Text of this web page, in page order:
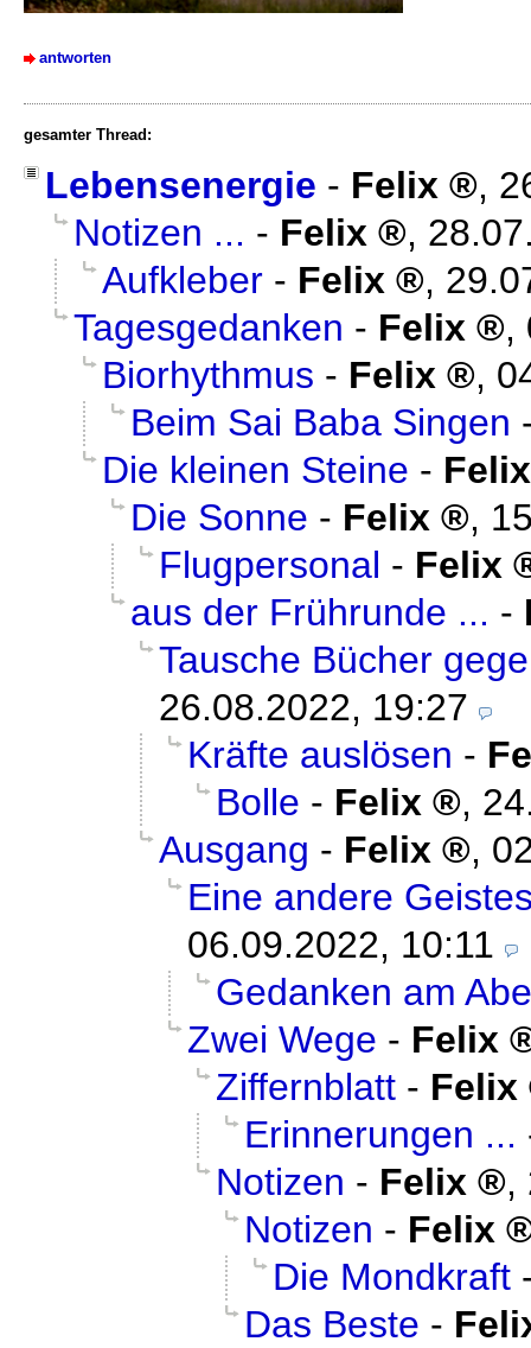
antworten
gesamter Thread:
Lebensenergie - Felix ,
Notizen ... - Felix ,
Aufkleber - Felix ,
Tagesgedanken - Felix ,
Biorhythmus - Felix ,
Beim Sai Baba Singen
Die kleinen Steine - Felix
Die Sonne - Felix ,
Flugpersonal - Felix
aus der Frührunde ... -
Tausche Bücher
26.08.2022, 19:27
Kräfte auslösen -
Bolle - Felix ,
Ausgang - Felix ,
Eine andere
06.09.2022, 10:11
Gedanken am
Zwei Wege - Felix
Ziffernblatt - Felix
Erinnerungen ...
Notizen - Felix ,
Notizen - Felix
Die Mondkraft
Das Beste -